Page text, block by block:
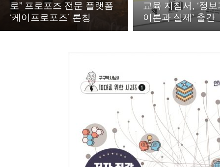
로” 프로포즈 전문 플랫폼
‘케이프로포즈’ 론칭
교육 지침서, ‘정
이론과 실제’ 출간